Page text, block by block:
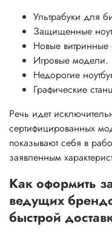
Ультрабуки для
Защищенные
Новые
Игровые модели.
Недорогие
Графические
Речь идет
сертифицированных
показывают себя в
заявленным
Как оформить
ведущих
быстрой